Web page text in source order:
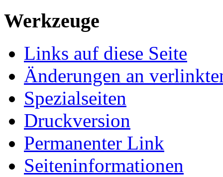
Werkzeuge
Links auf diese Seite
Änderungen an
Spezialseiten
Druckversion
Permanenter Link
Seiten­­informationen